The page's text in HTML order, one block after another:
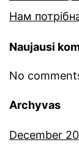
Нам
Naujausi
No
Archyvas
December